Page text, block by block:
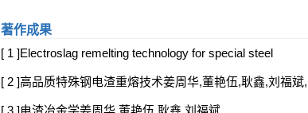
著作成果
[ 1 ]Electroslag remelting technology for special steel
[ 2 ]高品质特殊钢电渣重熔技术姜周华,董艳伍,耿鑫,刘福斌,
[ 3 ]电渣冶金学姜周华,董艳伍,耿鑫,刘福斌,